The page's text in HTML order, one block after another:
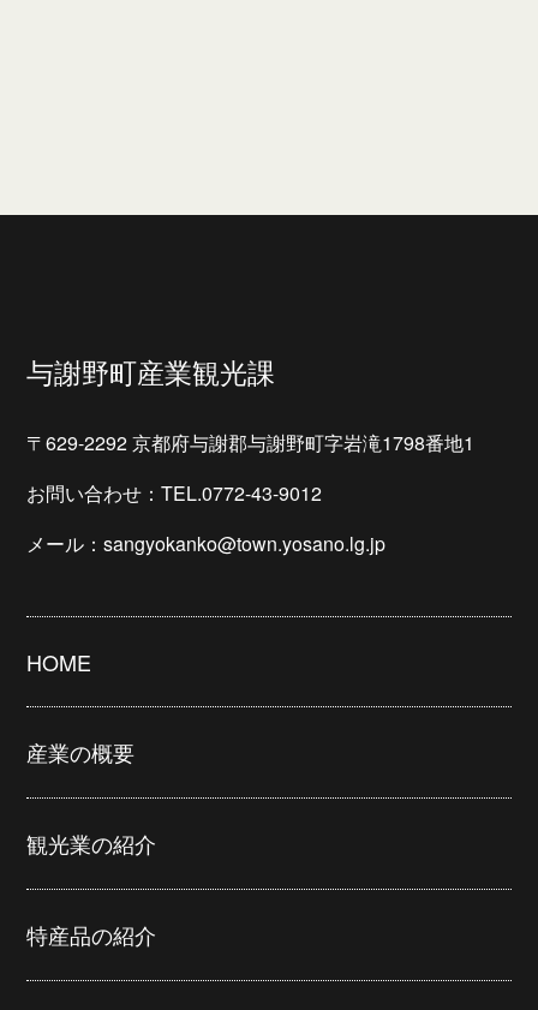
与謝野町産業観光課
〒629-2292 京都府与謝郡与謝野町字岩滝1798番地1
お問い合わせ：TEL.0772-43-9012
メール：sangyokanko@town.yosano.lg.jp
HOME
産業の概要
観光業の紹介
特産品の紹介